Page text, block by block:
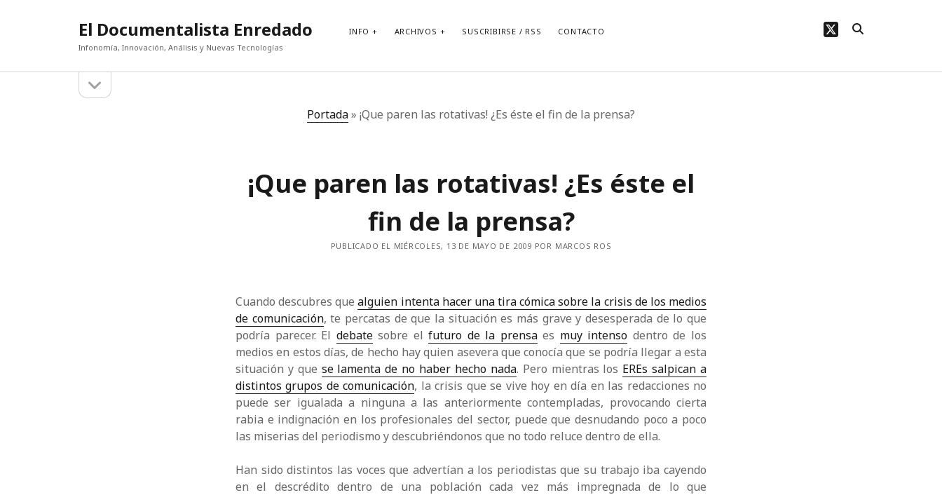
El Documentalista Enredado
Infonomía, Innovación, Análisis y Nuevas Tecnologías
INFO ARCHIVOS SUSCRIBIRSE / RSS CONTACTO twitter
la
Portada» ¡Que paren las rotativas! ¿Es éste el fin de la prensa?
¡Que paren las rotativas! ¿Es éste el
fin de la prensa?
PUBLICADO EL MIÉRCOLES, 13 DE MAYO DE 2009 POR MARCOS ROS
Cuando descubres quealguien intenta hacer una tira cómica sobre la crisis de los medios
de comunicación, te percatas de que la situación es más grave y desesperada de lo que
podría parecer. El debatesobre elfuturo de la prensaes muy intenso dentro de los
medios en estos días, de hecho hay quien asevera que conocía que se podría llegar a esta
situación y que se lamenta de no haber hecho nada. Pero mientras los EREs salpican a
distintos grupos de comunicación, la crisis que se vive hoy en día en las redacciones no
puede ser igualada a ninguna a las anteriormente contempladas, provocando cierta
rabia e indignación en los profesionales del sector, puede que desnudando poco a poco
las miserias del periodismo y descubriéndonos que no todo reluce dentro de ella.
Han sido distintos las voces que advertían a los periodistas que su trabajo iba cayendo
en el descrédito dentro de una población cada vez más impregnada de lo que